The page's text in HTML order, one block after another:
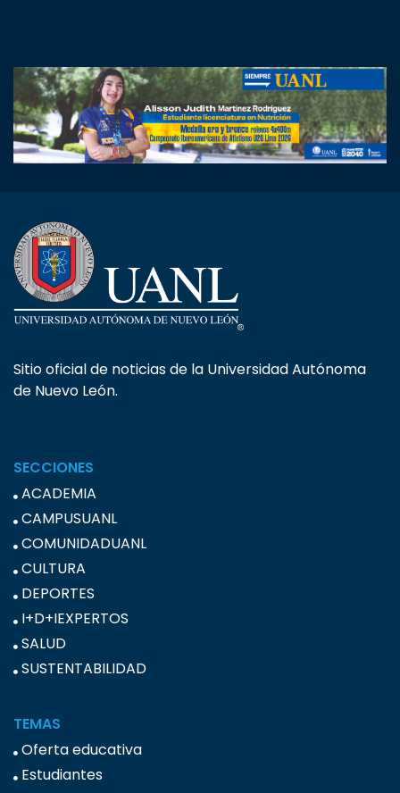
Sitio oficial de noticias de la Universidad Autónoma
de Nuevo León.
SECCIONES
ACADEMIA
CAMPUSUANL
COMUNIDADUANL
CULTURA
DEPORTES
I+D+IEXPERTOS
SALUD
SUSTENTABILIDAD
TEMAS
Oferta educativa
Estudiantes